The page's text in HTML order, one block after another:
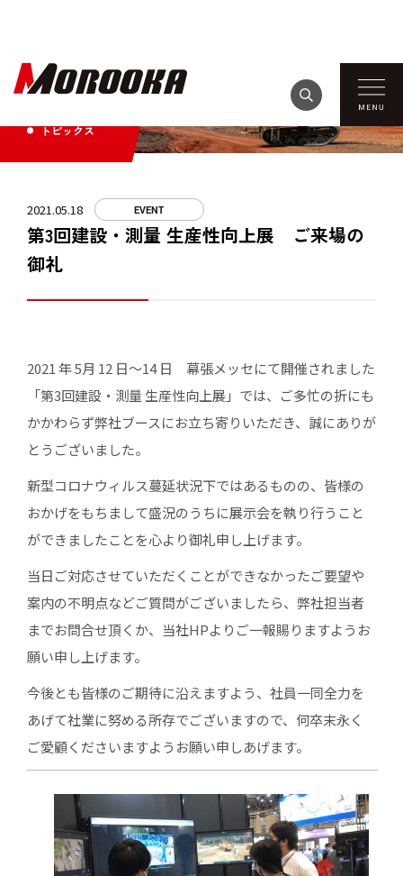
トピックス
2021.05.18 EVENT
第3回建設・測量 生産性向上展 ご来場の
御礼
2021 年 5月 12 日～14 日 幕張メッセにて開催されました
「第3回建設・測量 生産性向上展」では、ご多忙の折にも
かかわらず弊社ブースにお立ち寄りいただき、誠にありが
とうございました。
新型コロナウィルス蔓延状況下ではあるものの、皆様の
おかげをもちまして盛況のうちに展示会を執り行うこと
ができましたことを心より御礼申し上げます。
当日ご対応させていただくことができなかったご要望や
案内の不明点などご質問がございましたら、弊社担当者
までお問合せ頂くか、当社HPよりご一報賜りますようお
願い申し上げます。
今後とも皆様のご期待に沿えますよう、社員一同全力を
あげて社業に努める所存でございますので、何卒末永く
ご愛顧くださいますようお願い申しあげます。